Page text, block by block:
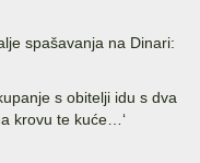
spašavanja na Dinari:
s obitelji idu s dva
krovu te kuće…‘